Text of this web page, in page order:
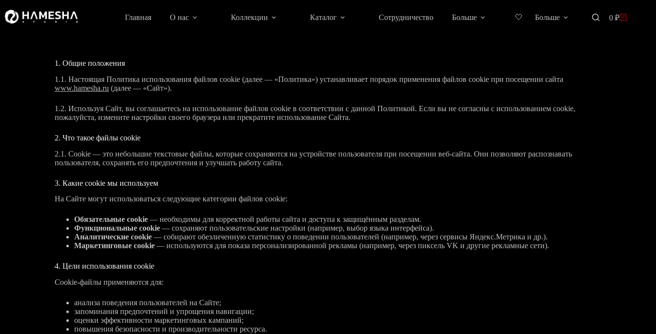
сути
Главная О нас Коллекции Каталог Сотрудничество Больше 🤍 Больше Корзина
0 ₽
1. Общие положения
1.1. Настоящая Политика использования файлов cookie (далее — «Политика») устанавливает порядок применения файлов cookie при посещении сайта
www.hamesha.ru (далее — «Сайт»).
1.2. Используя Сайт, вы соглашаетесь на использование файлов cookie в соответствии с данной Политикой. Если вы не согласны с использованием cookie,
пожалуйста, измените настройки своего браузера или прекратите использование Сайта.
2. Что такое файлы cookie
2.1. Cookie — это небольшие текстовые файлы, которые сохраняются на устройстве пользователя при посещении веб-сайта. Они позволяют распознавать
пользователя, сохранять его предпочтения и улучшать работу сайта.
3. Какие cookie мы используем
На Сайте могут использоваться следующие категории файлов cookie:
Обязательные cookie — необходимы для корректной работы сайта и доступа к защищённым разделам.
Функциональные cookie — сохраняют пользовательские настройки (например, выбор языка интерфейса).
Аналитические cookie — собирают обезличенную статистику о поведении пользователей (например, через сервисы Яндекс.Метрика и др.).
Маркетинговые cookie — используются для показа персонализированной рекламы (например, через пиксель VK и другие рекламные сети).
4. Цели использования cookie
Cookie-файлы применяются для:
анализа поведения пользователей на Сайте;
запоминания предпочтений и упрощения навигации;
оценки эффективности маркетинговых кампаний;
повышения безопасности и производительности ресурса.